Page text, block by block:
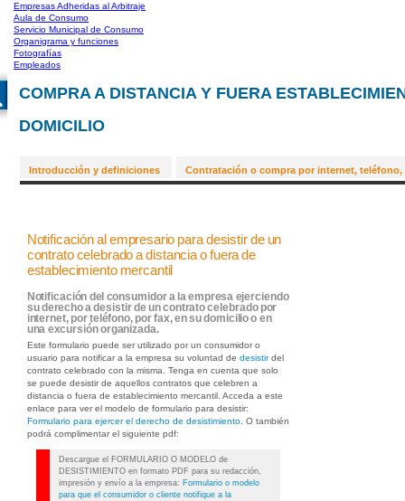
Empresas Adheridas al Arbitraje
Aula de Consumo
Servicio Municipal de Consumo
Organigrama y funciones
Fotografías
Empleados
COMPRA A DISTANCIA Y FUERA
DOMICILIO
Introducción y definiciones Contratación o compra por internet,
Notificación al empresario para desistir de un
contrato celebrado a distancia o fuera de
establecimiento mercantil
Notificación del consumidor a la empresa ejerciendo
su derecho a desistir de un contrato celebrado por
internet, por teléfono, por fax, en su domicilio o en
una excursión organizada.
Este formulario puede ser utilizado por un consumidor o
usuario para notificar a la empresa su voluntad de desistirdel
contrato celebrado con la misma. Tenga en cuenta que solo
se puede desistir de aquellos contratos que celebren a
distancia o fuera de establecimiento mercantil. Acceda a este
enlace para ver el modelo de formulario para desistir:
Formulario para ejercer el derecho de desistimiento. O también
podrá complimentar el siguiente pdf:
Descargue el FORMULARIO O MODELO de
DESISTIMIENTO en formato PDF para su redacción,
impresión y envío a la empresa: Formulario o modelo
para que el consumidor o cliente notifique a la